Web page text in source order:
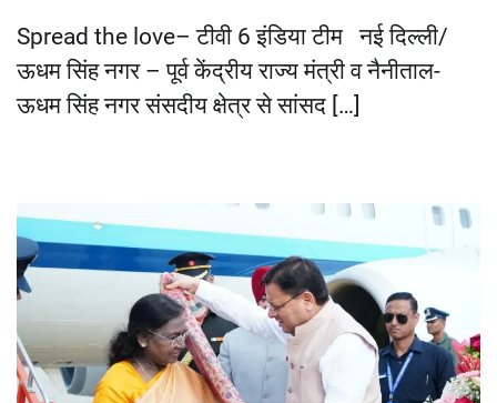
Spread the love– टीवी 6 इंडिया टीम नई दिल्ली/
ऊधम सिंह नगर – पूर्व केंद्रीय राज्य मंत्री व नैनीताल-
ऊधम सिंह नगर संसदीय क्षेत्र से सांसद […]